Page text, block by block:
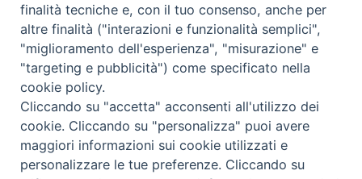
E-mail:
curia@diocesimassamarittima.it
finalità tecniche e, con il tuo consenso, anche per
altre finalità ("interazioni e funzionalità semplici",
"miglioramento dell'esperienza", "misurazione" e
"targeting e pubblicità") come specificato nella
cookie policy.
Cliccando su "accetta" acconsenti all'utilizzo dei
cookie. Cliccando su "personalizza" puoi avere
maggiori informazioni sui cookie utilizzati e
personalizzare le tue preferenze. Cliccando su